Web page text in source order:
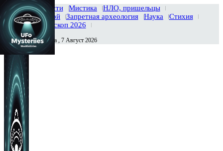
Главная Новости Мистика
НЛО, пришельцы
Тайны вселенной
Запретная археология Наука
Стихия
История
Гороскоп 2026
Сегодня Пятница , 7 Август 2026